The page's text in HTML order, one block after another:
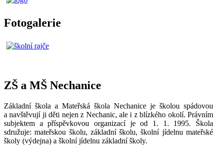
Fotogalerie
ZŠ a MŠ Nechanice
Základní škola a Mateřská škola Nechanice je školou spádovou
a navštěvují ji děti nejen z Nechanic, ale i z blízkého okolí. Právním
subjektem a příspěvkovou organizací je od 1. 1. 1995. Škola
sdružuje: mateřskou školu, základní školu, školní jídelnu mateřské
školy (výdejna) a školní jídelnu základní školy.